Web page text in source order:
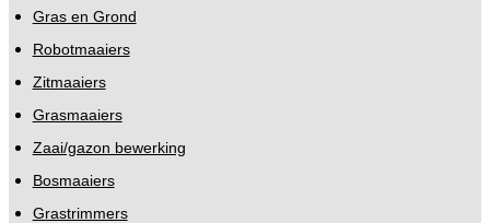
Gras en Grond
Robotmaaiers
Zitmaaiers
Grasmaaiers
Zaai/gazon bewerking
Bosmaaiers
Grastrimmers